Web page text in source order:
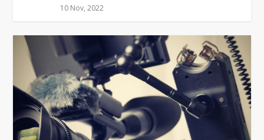
10 Nov, 2022